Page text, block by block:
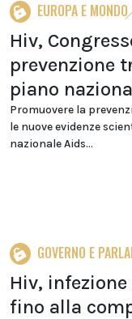
EUROPA E MONDO
Hiv,
prevenzione
piano
Promuovere la
le nuove evidenze
nazionale Aids...
GOVERNO E
Hiv,
fino alla